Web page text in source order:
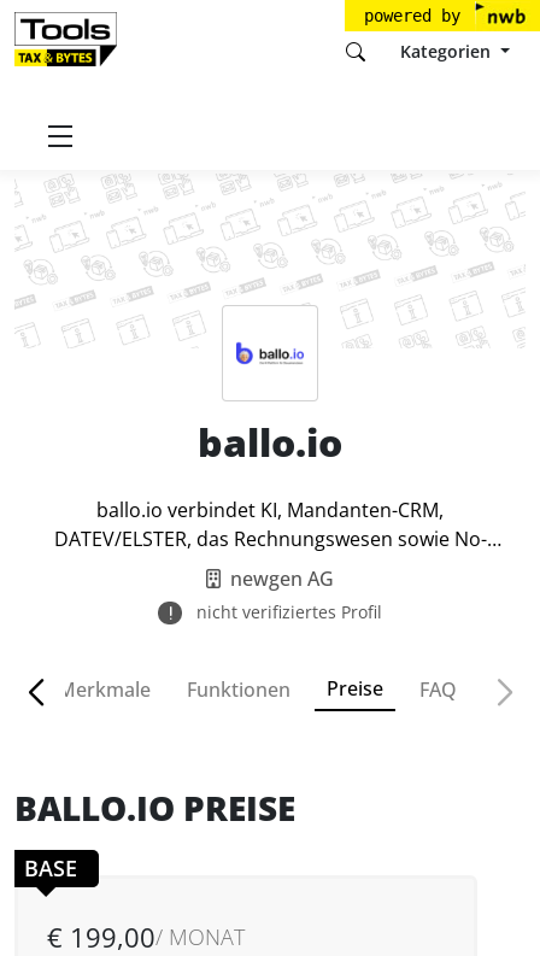
powered by
Kategorien
Startseite
ballo.io
ballo.io verbindet KI, Mandanten-CRM,
DATEV/ELSTER, das Rechnungswesen sowie No-
Code-Prozesse.
newgen AG
nicht verifiziertes Profil
Merkmale Funktionen Preise FAQ
BALLO.IO PREISE
BASE
€ 199,00/ MONAT